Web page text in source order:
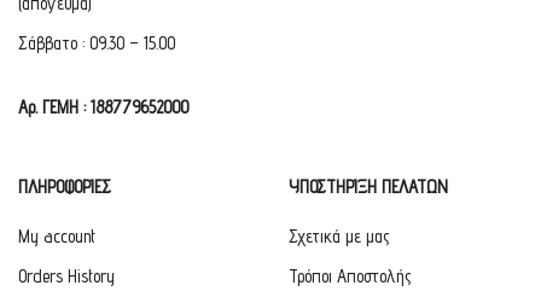
Σάββατο : 09.30 – 15.00
Αρ. ΓΕΜΗ : 188779652000
ΠΛΗΡΟΦΟΡΙΕΣ
My account
Orders History
ΥΠΟΣΤΗΡΙΞΗ ΠΕΛΑΤΩΝ
Σχετικά με μας
Τρόποι Αποστολής